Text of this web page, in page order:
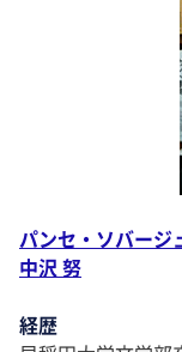
パンセ・ソバー
中沢 努
経歴